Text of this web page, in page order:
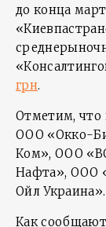
до конца
грн.
Отметим, что
ООО «Окко-
Ком», ООО
Нафта», ООО
Ойл Украина».
Как